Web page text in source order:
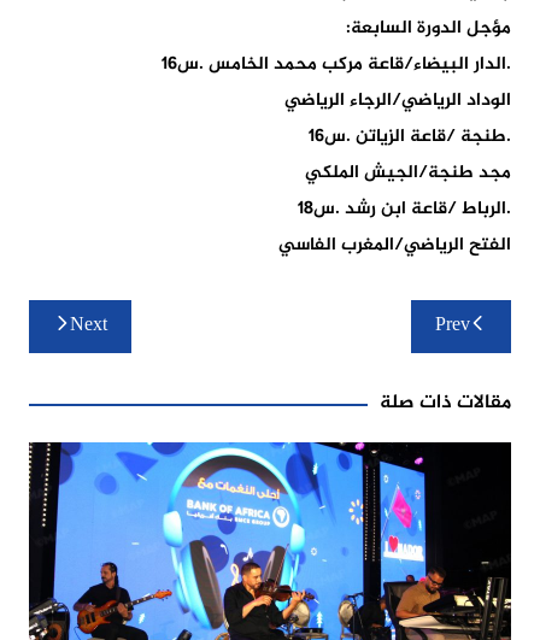
مؤجل الدورة السابعة:
.الدار البيضاء/قاعة مركب محمد الخامس .س16
الوداد الرياضي/الرجاء الرياضي
.طنجة /قاعة الزياتن .س16
مجد طنجة/الجيش الملكي
.الرباط /قاعة ابن رشد .س18
الفتح الرياضي/المغرب الفاسي
تصفّح
المقالات
Prev
Next
مقالات ذات صلة